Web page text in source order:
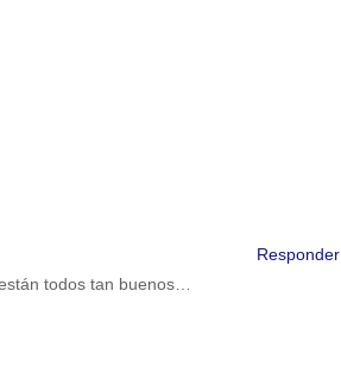
todos tan buenos…
Responder